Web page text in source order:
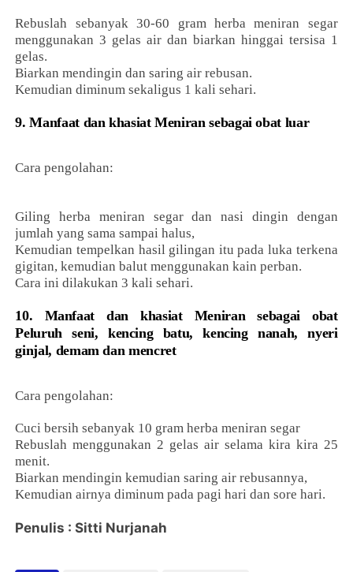
Rebuslah sebanyak 30-60 gram herba meniran segar
menggunakan 3 gelas air dan biarkan hinggai tersisa 1
gelas.
Biarkan mendingin dan saring air rebusan.
Kemudian diminum sekaligus 1 kali sehari.
9. Manfaat dan khasiat Meniran sebagai obat luar
Cara pengolahan:
Giling herba meniran segar dan nasi dingin dengan
jumlah yang sama sampai halus,
Kemudian tempelkan hasil gilingan itu pada luka terkena
gigitan, kemudian balut menggunakan kain perban.
Cara ini dilakukan 3 kali sehari.
10. Manfaat dan khasiat Meniran sebagai obat
Peluruh seni, kencing batu, kencing nanah, nyeri
ginjal, demam dan mencret
Cara pengolahan:
Cuci bersih sebanyak 10 gram herba meniran segar
Rebuslah menggunakan 2 gelas air selama kira kira 25
menit.
Biarkan mendingin kemudian saring air rebusannya,
Kemudian airnya diminum pada pagi hari dan sore hari.
Penulis : Sitti Nurjanah